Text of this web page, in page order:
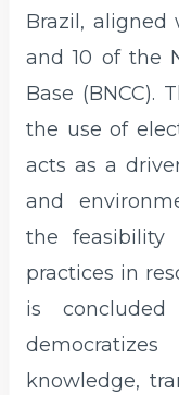
Brazil, aligned
and 10 of the
Base (BNCC).
the use of
acts as a
and
the feasibility
practices in
is concluded
knowledge,